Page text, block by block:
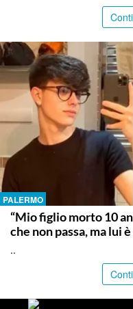
PALERMO
“Mio figlio morto 10
che non passa, ma lui
..